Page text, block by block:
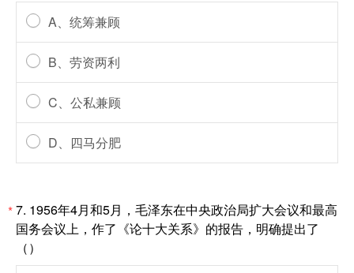
A、统筹兼顾
B、劳资两利
C、公私兼顾
D、四马分肥
*7. 1956年4月和5月，毛泽东在中央政治局扩大会议和最高
国务会议上，作了《论十大关系》的报告，明确提出了
（）